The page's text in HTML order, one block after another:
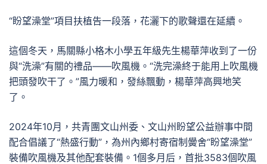
“盼望澡堂”項目扶植告一段落，花灑下的歌聲還在延續。
這個冬天，馬關縣小格木小學五年級先生楊華萍收到了一份
與“洗澡”有關的禮品——吹風機。“洗完澡終于能用上吹風機
把頭發吹干了。”風力暖和，發絲飄動，楊華萍高興地笑
了。
2024年10月，共青團文山州委、文山州盼望公益辦事中間
配合倡議了“熱盛行動”，為州內鄉村寄宿制黌舍“盼望澡堂”
裝備吹風機及其他配套裝備。1個多月后，首批3583個吹風